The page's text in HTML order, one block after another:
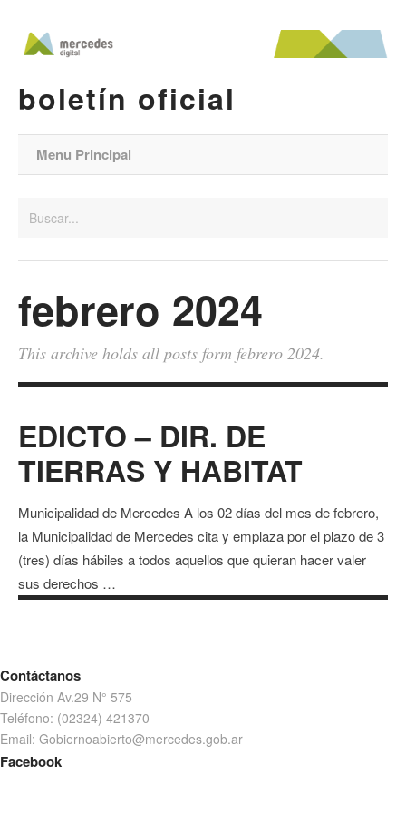
boletín oficial
Menu Principal
febrero 2024
This archive holds all posts form febrero 2024.
EDICTO – DIR. DE
TIERRAS Y HABITAT
Municipalidad de Mercedes A los 02 días del mes de febrero,
la Municipalidad de Mercedes cita y emplaza por el plazo de 3
(tres) días hábiles a todos aquellos que quieran hacer valer
sus derechos …
Contáctanos
Dirección Av.29 N° 575
Teléfono: (02324) 421370
Email: Gobiernoabierto@mercedes.gob.ar
Facebook